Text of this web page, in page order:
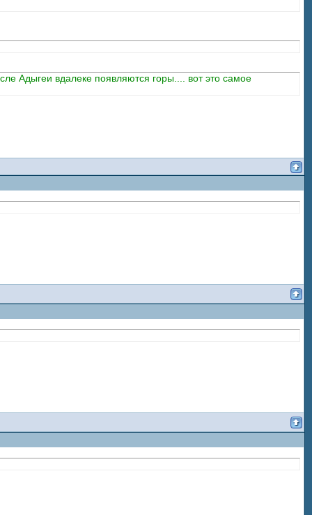
Адыгеи вдалеке появляются горы.... вот это самое